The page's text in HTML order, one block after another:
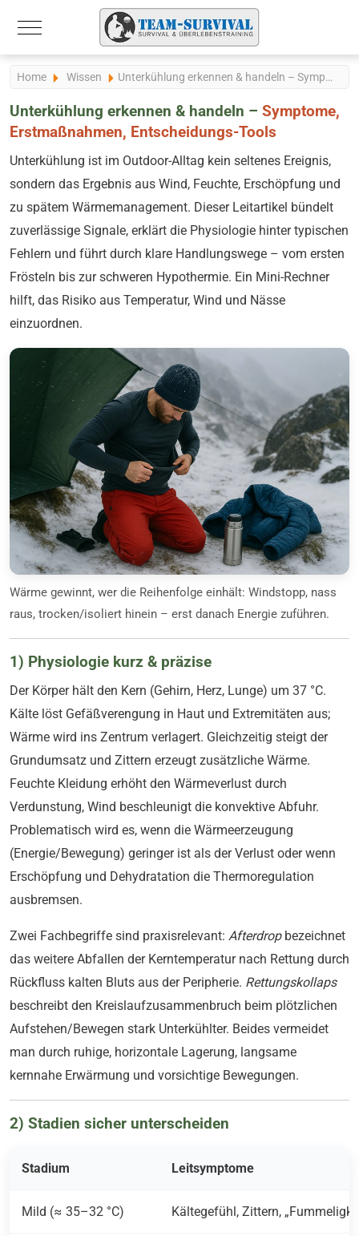
Mobile Menu Toggle
Home Wissen Unterkühlung erkennen & handeln – Symptome, Maßnahmen
Unterkühlung erkennen & handeln – Symptome,
Erstmaßnahmen, Entscheidungs-Tools
Unterkühlung ist im Outdoor-Alltag kein seltenes Ereignis,
sondern das Ergebnis aus Wind, Feuchte, Erschöpfung und
zu spätem Wärmemanagement. Dieser Leitartikel bündelt
zuverlässige Signale, erklärt die Physiologie hinter typischen
Fehlern und führt durch klare Handlungswege – vom ersten
Frösteln bis zur schweren Hypothermie. Ein Mini-Rechner
hilft, das Risiko aus Temperatur, Wind und Nässe
einzuordnen.
Wärme gewinnt, wer die Reihenfolge einhält: Windstopp, nass
raus, trocken/isoliert hinein – erst danach Energie zuführen.
1) Physiologie kurz & präzise
Der Körper hält den Kern (Gehirn, Herz, Lunge) um 37 °C.
Kälte löst Gefäßverengung in Haut und Extremitäten aus;
Wärme wird ins Zentrum verlagert. Gleichzeitig steigt der
Grundumsatz und Zittern erzeugt zusätzliche Wärme.
Feuchte Kleidung erhöht den Wärmeverlust durch
Verdunstung, Wind beschleunigt die konvektive Abfuhr.
Problematisch wird es, wenn die Wärmeerzeugung
(Energie/Bewegung) geringer ist als der Verlust oder wenn
Erschöpfung und Dehydratation die Thermoregulation
ausbremsen.
Zwei Fachbegriffe sind praxisrelevant: Afterdropbezeichnet
das weitere Abfallen der Kerntemperatur nach Rettung durch
Rückfluss kalten Bluts aus der Peripherie. Rettungskollaps
beschreibt den Kreislaufzusammenbruch beim plötzlichen
Aufstehen/Bewegen stark Unterkühlter. Beides vermeidet
man durch ruhige, horizontale Lagerung, langsame
kernnahe Erwärmung und vorsichtige Bewegungen.
2) Stadien sicher unterscheiden
Stadium Leitsymptome
Mild (≈ 35–32 °C) Kältegefühl, Zittern,